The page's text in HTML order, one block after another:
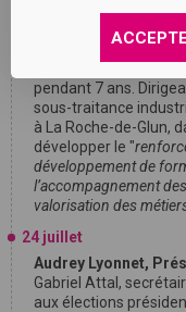
Loire-Drôme-
Thomas Gaubert a
CFAI-AFPI Loire-
pendant 7 ans.
sous-traitance
à La Roche-de-Glun,
développer le "
développement de
l’accompagnement
valorisation des
24 juillet
Audrey Lyonnet,
Gabriel Attal,
aux élections